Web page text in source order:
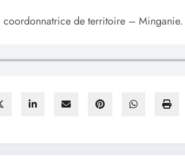
coordonnatrice de territoire – Minganie.